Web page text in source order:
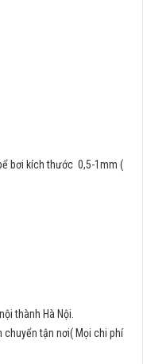
bơi kích thước 0,5-1mm (
thành Hà Nội.
tận nơi( Mọi chi phí